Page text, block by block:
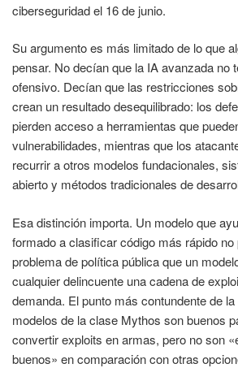
ciberseguridad el 16 de junio.
Su argumento es más limitado de lo que
pensar. No decían que la IA avanzada no
ofensivo. Decían que las restricciones
crean un resultado desequilibrado: los
pierden acceso a herramientas que
vulnerabilidades, mientras que los
recurrir a otros modelos fundacionales,
abierto y métodos tradicionales de
Esa distinción importa. Un modelo que
formado a clasificar código más rápido
problema de política pública que un
cualquier delincuente una cadena de
demanda. El punto más contundente de
modelos de la clase Mythos son buenos
convertir exploits en armas, pero no son
buenos» en comparación con otras